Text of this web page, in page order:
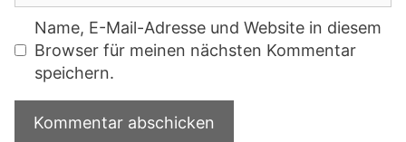
Name, E-Mail-Adresse und Website in diesem
Browser für meinen nächsten Kommentar
speichern.